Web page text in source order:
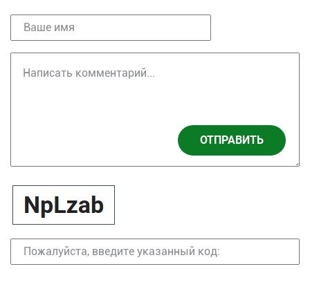
ОТПРАВИТЬ